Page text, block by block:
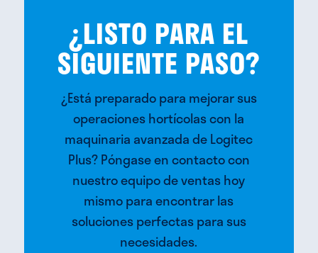
¿LISTO PARA EL
SIGUIENTE PASO?
¿Está preparado para mejorar sus
operaciones hortícolas con la
maquinaria avanzada de Logitec
Plus? Póngase en contacto con
nuestro equipo de ventas hoy
mismo para encontrar las
soluciones perfectas para sus
necesidades.